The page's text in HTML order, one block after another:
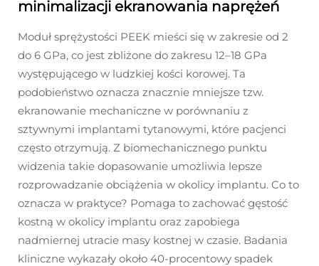
minimalizacji ekranowania naprężeń
Moduł sprężystości PEEK mieści się w zakresie od 2
do 6 GPa, co jest zbliżone do zakresu 12–18 GPa
występującego w ludzkiej kości korowej. Ta
podobieństwo oznacza znacznie mniejsze tzw.
ekranowanie mechaniczne w porównaniu z
sztywnymi implantami tytanowymi, które pacjenci
często otrzymują. Z biomechanicznego punktu
widzenia takie dopasowanie umożliwia lepsze
rozprowadzanie obciążenia w okolicy implantu. Co to
oznacza w praktyce? Pomaga to zachować gęstość
kostną w okolicy implantu oraz zapobiega
nadmiernej utracie masy kostnej w czasie. Badania
kliniczne wykazały około 40-procentowy spadek